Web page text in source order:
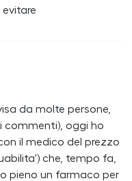
da molte persone,
commenti), oggi ho
il medico del prezzo
che, tempo fa,
pieno un farmaco per